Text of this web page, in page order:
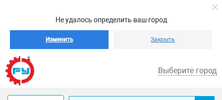
Не удалось определить ваш город
Изменить Закрыть
Выберите город